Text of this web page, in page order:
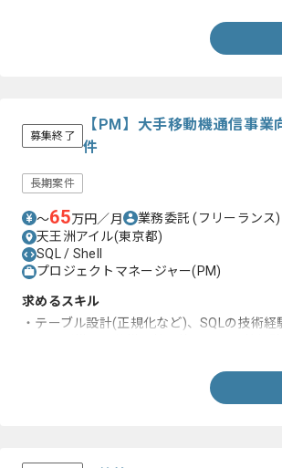
募集終了
【PM】大手移動機通信事業
件
長期案件
〜65万円／月 業務委託(フリーランス)
天王洲アイル(東京都)
SQL / Shell
プロジェクトマネージャー(PM)
求めるスキル
・テーブル設計(正規化など)、SQLの技術経